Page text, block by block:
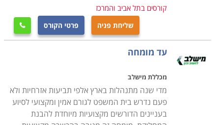
קורסים בתל אביב והמרכז
שליחת פניה פרטי הקורס 
עד מומחה
מכללת מישלב
מדי שנה מתנהלות בארץ אלפי תביעות אזרחיות ולא
פעם נדרש בית המשפט לגורם אמין ומקצועי לסיוע
בעניינים הדורשים מקצועיות מיוחדת להבנת